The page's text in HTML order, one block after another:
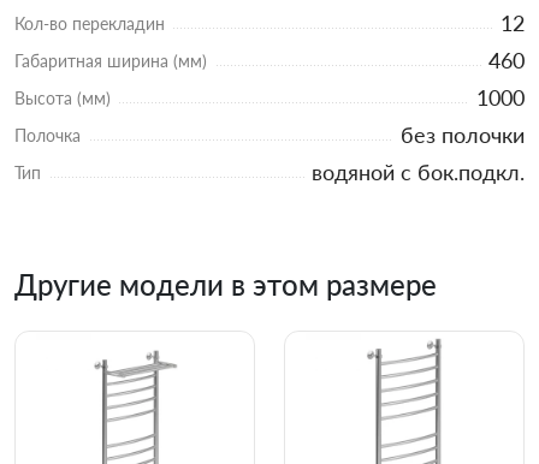
Кол-во перекладин 12
Габаритная ширина (мм) 460
Высота (мм) 1000
Полочка без полочки
Тип водяной с бок.подкл.
Другие модели в этом размере